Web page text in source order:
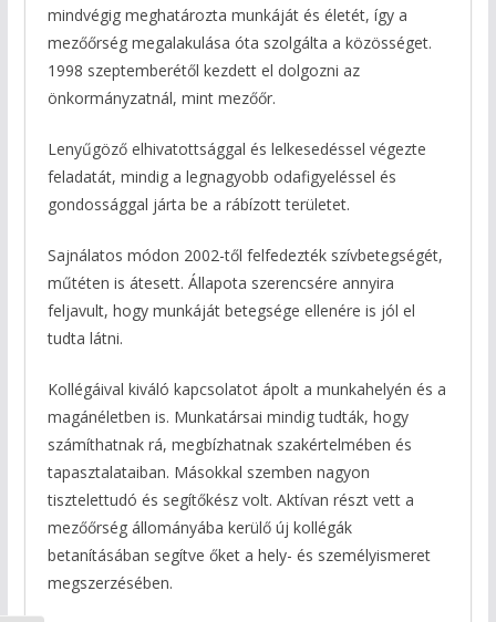
mindvégig meghatározta munkáját és életét, így a
mezőőrség megalakulása óta szolgálta a közösséget.
1998 szeptemberétől kezdett el dolgozni az
önkormányzatnál, mint mezőőr.
Lenyűgöző elhivatottsággal és lelkesedéssel végezte
feladatát, mindig a legnagyobb odafigyeléssel és
gondossággal járta be a rábízott területet.
Sajnálatos módon 2002-től felfedezték szívbetegségét,
műtéten is átesett. Állapota szerencsére annyira
feljavult, hogy munkáját betegsége ellenére is jól el
tudta látni.
Kollégáival kiváló kapcsolatot ápolt a munkahelyén és a
magánéletben is. Munkatársai mindig tudták, hogy
számíthatnak rá, megbízhatnak szakértelmében és
tapasztalataiban. Másokkal szemben nagyon
tisztelettudó és segítőkész volt. Aktívan részt vett a
mezőőrség állományába kerülő új kollégák
betanításában segítve őket a hely- és személyismeret
megszerzésében.